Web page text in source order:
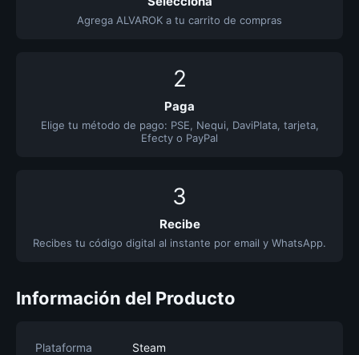
Agrega ALVAROK a tu carrito de compras
2
Paga
Elige tu método de pago: PSE, Nequi, DaviPlata, tarjeta,
Efecty o PayPal
3
Recibe
Recibes tu código digital al instante por email y WhatsApp.
Información del Producto
Plataforma
Steam